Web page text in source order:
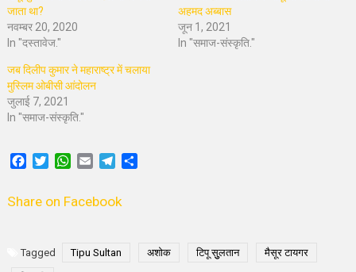
जाता था?
नवम्बर 20, 2020
In "दस्तावेज."
अहमद अब्बास
जून 1, 2021
In "समाज-संस्कृति."
जब दिलीप कुमार ने महाराष्ट्र में चलाया
मुस्लिम ओबीसी आंदोलन
जुलाई 7, 2021
In "समाज-संस्कृति."
Facebook
TwitterWhatsApp
Email Telegram
Share on Facebook
Tagged Tipu Sultan अशोक टिपू सुुलतान मैसूर टायगर